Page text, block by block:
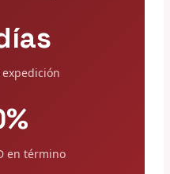
en término